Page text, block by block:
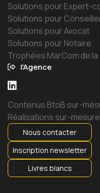
Solutions pour Expert-
Solutions pour
Solutions pour Avocat
Solutions pour Notaire
Trophées MarCom de
l'Agence
Contenus BtoB sur-
Réalisations sur-mesure
Nous contacter
Inscription newsletter
Livres blancs